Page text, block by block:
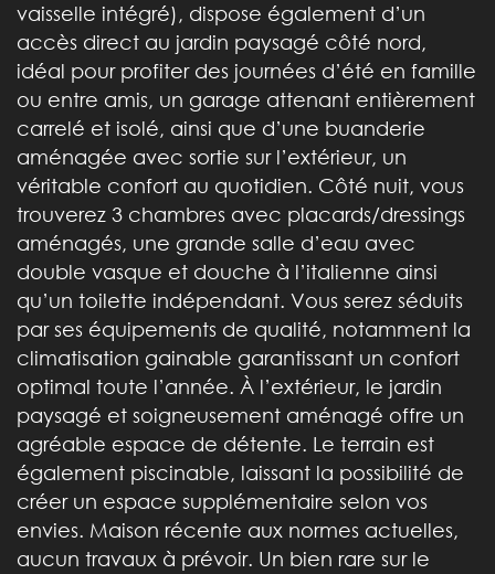
vaisselle intégré), dispose également d’un
accès direct au jardin paysagé côté nord,
idéal pour profiter des journées d’été en famille
ou entre amis, un garage attenant entièrement
carrelé et isolé, ainsi que d’une buanderie
aménagée avec sortie sur l’extérieur, un
véritable confort au quotidien. Côté nuit, vous
trouverez 3 chambres avec placards/dressings
aménagés, une grande salle d’eau avec
double vasque et douche à l’italienne ainsi
qu’un toilette indépendant. Vous serez séduits
par ses équipements de qualité, notamment la
climatisation gainable garantissant un confort
optimal toute l’année. À l’extérieur, le jardin
paysagé et soigneusement aménagé offre un
agréable espace de détente. Le terrain est
également piscinable, laissant la possibilité de
créer un espace supplémentaire selon vos
envies. Maison récente aux normes actuelles,
aucun travaux à prévoir. Un bien rare sur le